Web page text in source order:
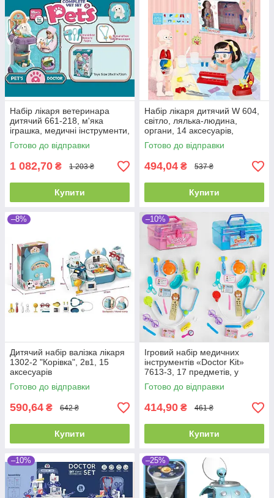
Набір лікаря ветеринара
дитячий 661-218, м'яка
іграшка, медичні інструменти,
стійка
Готово до відправки
1 082,70 ₴ 1 203 ₴
Купити
Набір лікаря дитячий W 604,
світло, лялька-людина,
органи, 14 аксесуарів,
мікроскоп, пробірки, захисні
окуляри
Готово до відправки
494,04 ₴ 537 ₴
Купити
–8%
Дитячий набір валізка лікаря
1302-2 "Корівка", 2в1, 15
аксесуарів
Готово до відправки
590,64 ₴ 642 ₴
Купити
–10%
Ігровий набір медичних
інструментів «Doctor Kit»
7613-3, 17 предметів, у
валізі, 2 кольори
Готово до відправки
414,90 ₴ 461 ₴
Купити
–10% –25%